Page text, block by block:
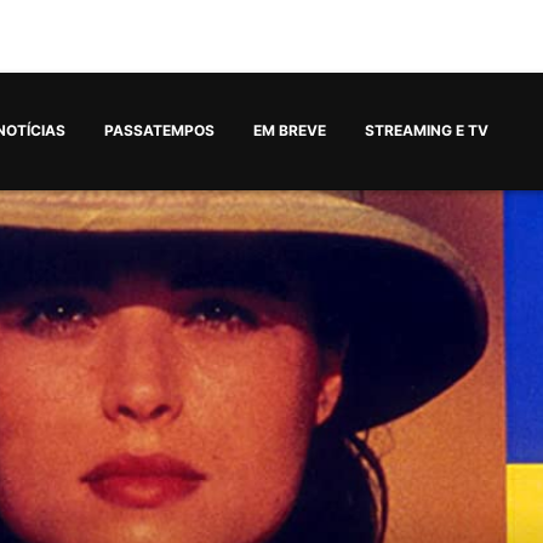
PASSATEMPOS EM BREVE STREAMING E TV